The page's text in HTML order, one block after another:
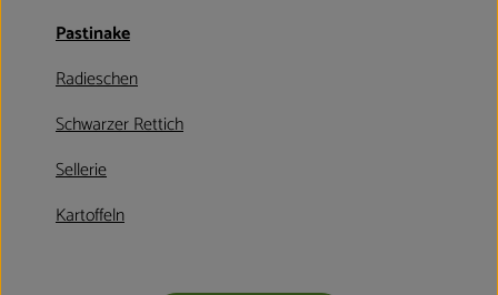
Hofladen
Über uns
Aktuelles
Veranstaltungen
Pastinake
Radieschen
Schwarzer Rettich
Sellerie
Kartoffeln